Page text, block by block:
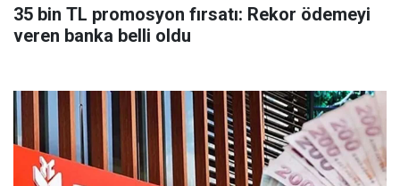
35 bin TL promosyon fırsatı: Rekor ödemeyi
veren banka belli oldu